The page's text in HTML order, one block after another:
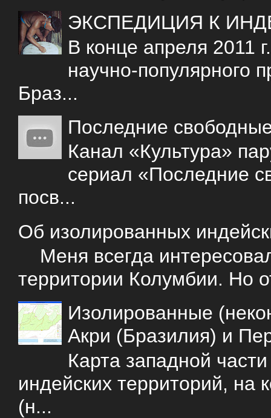
ЭКСПЕДИЦИЯ К
В конце апреля 2011
научно-популярного
Браз...
Последние
Канал «Культура»
сериал «Последние
посв...
Об изолированных
Меня всегда
территории Колумбии. Но
Изолированные
Акри (Бразилия) и
Карта западной
индейских территорий, на
(н...